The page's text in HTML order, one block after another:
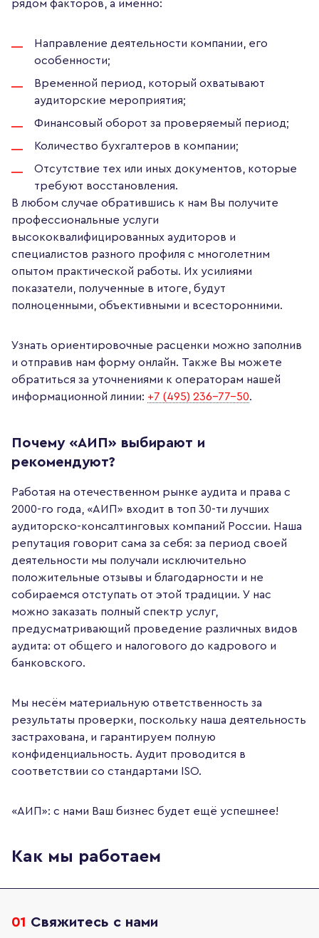
рядом факторов, а именно:
Направление деятельности компании, его
особенности;
Временной период, который охватывают
аудиторские мероприятия;
Финансовый оборот за проверяемый период;
Количество бухгалтеров в компании;
Отсутствие тех или иных документов, которые
требуют восстановления.
В любом случае обратившись к нам Вы получите
профессиональные услуги
высококвалифицированных аудиторов и
специалистов разного профиля с многолетним
опытом практической работы. Их усилиями
показатели, полученные в итоге, будут
полноценными, объективными и всесторонними.
Узнать ориентировочные расценки можно заполнив
и отправив нам форму онлайн. Также Вы можете
обратиться за уточнениями к операторам нашей
информационной линии: +7 (495) 236-77-50.
Почему «АИП» выбирают и
рекомендуют?
Работая на отечественном рынке аудита и права с
2000-го года, «АИП» входит в топ 30-ти лучших
аудиторско-консалтинговых компаний России. Наша
репутация говорит сама за себя: за период своей
деятельности мы получали исключительно
положительные отзывы и благодарности и не
собираемся отступать от этой традиции. У нас
можно заказать полный спектр услуг,
предусматривающий проведение различных видов
аудита: от общего и налогового до кадрового и
банковского.
Мы несём материальную ответственность за
результаты проверки, поскольку наша деятельность
застрахована, и гарантируем полную
конфиденциальность. Аудит проводится в
соответствии со стандартами ISO.
«АИП»: с нами Ваш бизнес будет ещё успешнее!
Как мы работаем
01 Свяжитесь с нами